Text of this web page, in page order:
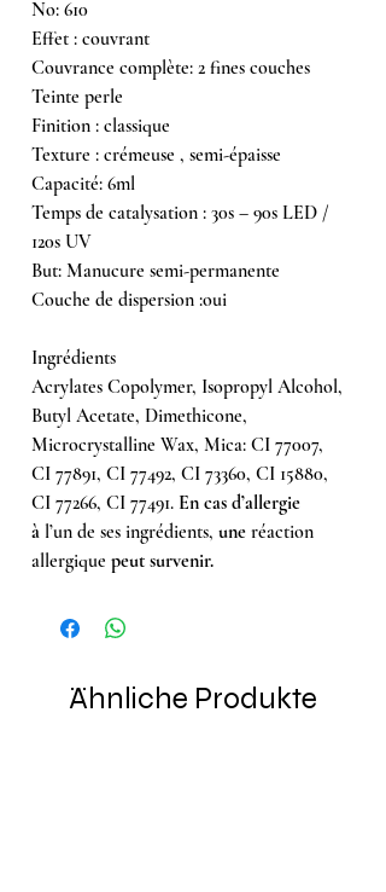
No: 610
Effet : couvrant
Couvrance complète: 2 fines couches
Teinte perle
Finition : classique
Texture : crémeuse , semi-épaisse
Capacité: 6ml
Temps de catalysation : 30s – 90s LED /
120s UV
But: Manucure semi-permanente
Couche de dispersion :oui
Ingrédients
Acrylates Copolymer, Isopropyl Alcohol,
Butyl Acetate, Dimethicone,
Microcrystalline Wax, Mica: CI 77007,
CI 77891, CI 77492, CI 73360, CI 15880,
CI 77266, CI 77491. En cas d’allergie
à l’un de ses ingrédients, une réaction
allergique peut survenir.
Ähnliche Produkte